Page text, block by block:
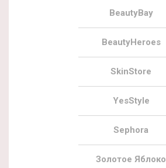
BeautyBay
BeautyHeroes
SkinStore
YesStyle
Sephora
Золотое Яблоко